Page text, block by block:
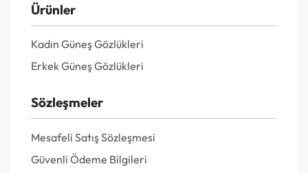
Ürünler
Kadın Güneş Gözlükleri
Erkek Güneş Gözlükleri
Sözleşmeler
Mesafeli Satış Sözleşmesi
Güvenli Ödeme Bilgileri